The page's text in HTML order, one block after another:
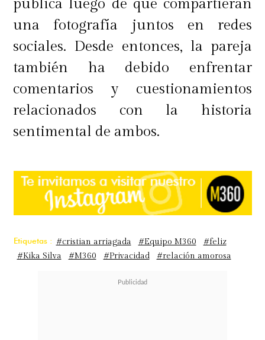
pública luego de que compartieran
una fotografía juntos en redes
sociales. Desde entonces, la pareja
también ha debido enfrentar
comentarios y cuestionamientos
relacionados con la historia
sentimental de ambos.
Etiquetas : #cristian arriagada #Equipo M360
#feliz
#Kika Silva
#M360 #Privacidad #relación amorosa